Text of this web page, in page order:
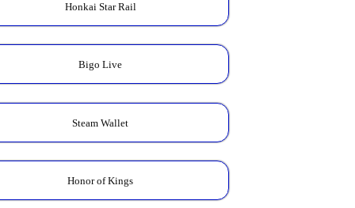
Honkai Star Rail
Bigo Live
Steam Wallet
Honor of Kings